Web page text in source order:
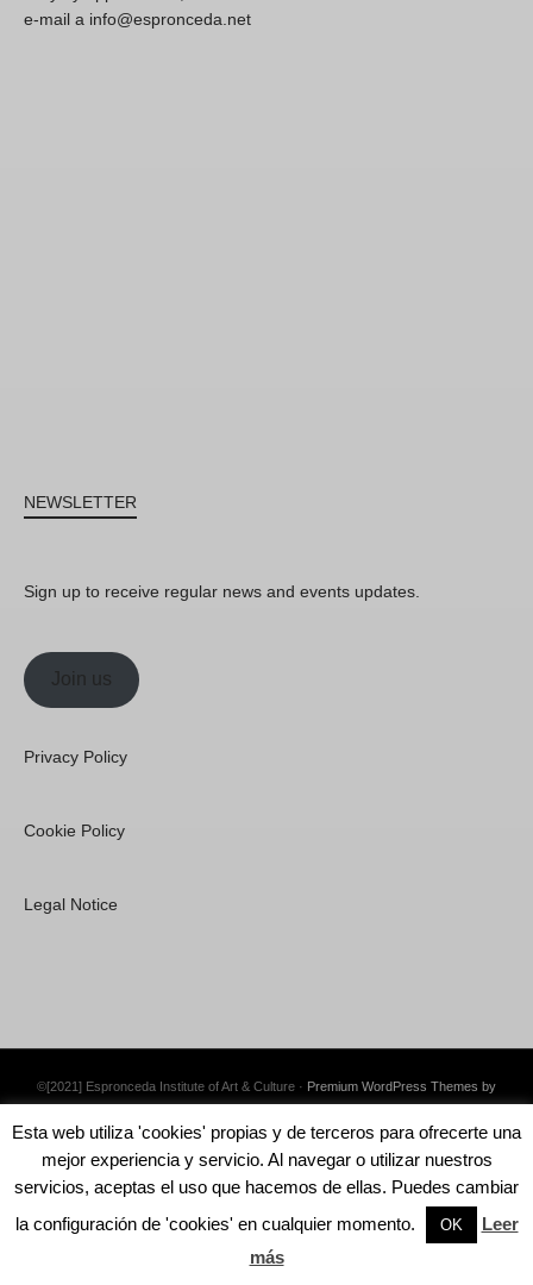
e-mail a info@espronceda.net
NEWSLETTER
Sign up to receive regular news and events updates.
Join us
Privacy Policy
Cookie Policy
Legal Notice
©[2021] Espronceda Institute of Art & Culture · Premium WordPress Themes by
Esta web utiliza 'cookies' propias y de terceros para ofrecerte una
mejor experiencia y servicio. Al navegar o utilizar nuestros
servicios, aceptas el uso que hacemos de ellas. Puedes cambiar
la configuración de 'cookies' en cualquier momento.
OK
Leer
más
English